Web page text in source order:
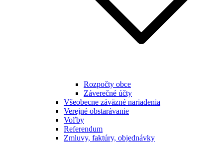
Rozpočty obce
Záverečné účty
Všeobecne záväzné nariadenia
Verejné obstarávanie
Voľby
Referendum
Zmluvy, faktúry, objednávky